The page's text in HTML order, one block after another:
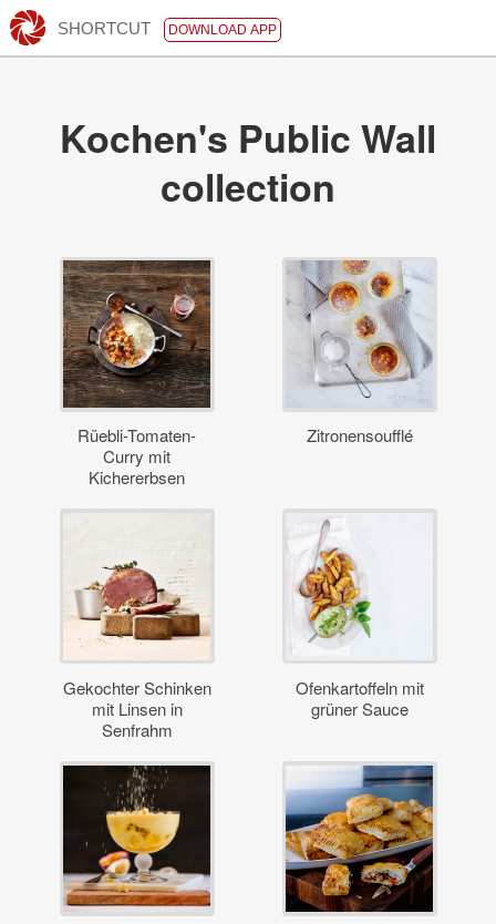
SHORTCUT DOWNLOAD APP
Kochen's Public Wall
collection
Rüebli-Tomaten-
Curry mit
Kichererbsen
Zitronensoufflé
Gekochter Schinken
mit Linsen in
Senfrahm
Ofenkartoffeln mit
grüner Sauce